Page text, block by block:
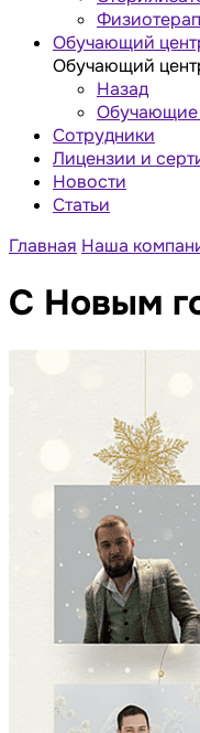
Обучающий
Обучающий
Назад
Обучающие
Сотрудники
Лицензии и
Новости
Статьи
Главная Наша
С Новым